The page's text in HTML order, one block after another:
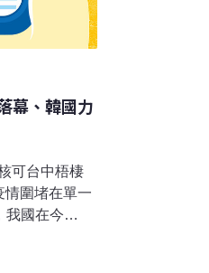
幕、韓國力
可台中梧棲
情圍堵在單一
我國在今
疫區。（公